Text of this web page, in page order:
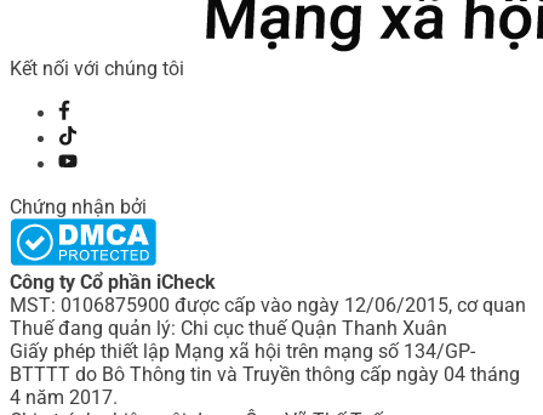
Kết nối với chúng tôi
Chứng nhận bởi
Công ty Cổ phần iCheck
MST: 0106875900 được cấp vào ngày 12/06/2015, cơ quan
Thuế đang quản lý: Chi cục thuế Quận Thanh Xuân
Giấy phép thiết lập Mạng xã hội trên mạng số 134/GP-
BTTTT do Bô Thông tin và Truyền thông cấp ngày 04 tháng
4 năm 2017.